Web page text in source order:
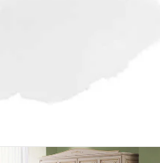
Sie Pilar